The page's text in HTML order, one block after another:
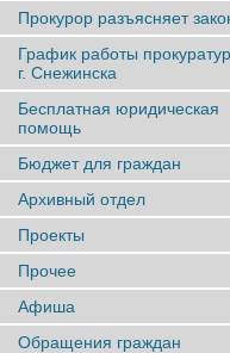
Прокурор разъясняет
График работы
г. Снежинска
Бесплатная юридическая
помощь
Бюджет для граждан
Архивный отдел
Проекты
Прочее
Афиша
Обращения граждан